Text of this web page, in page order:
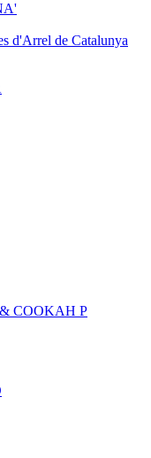
d'Arrel de Catalunya
COOKAH P